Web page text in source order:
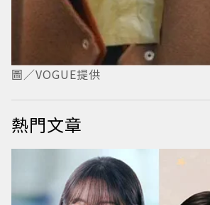
圖／VOGUE提供
熱門文章